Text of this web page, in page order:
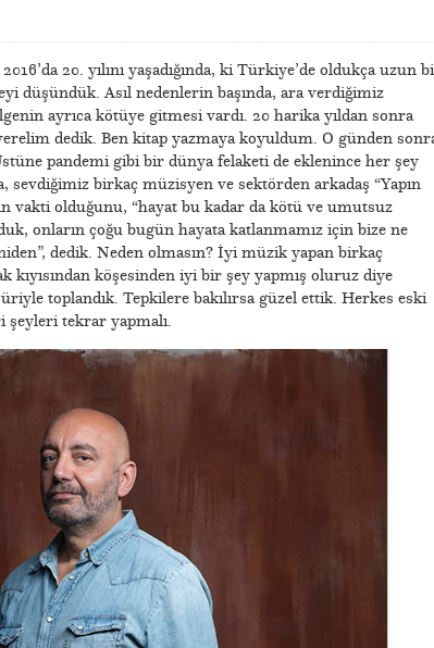
20. yılını yaşadığında, ki Türkiye’de oldukça uzun
düşündük. Asıl nedenlerin başında, ara verdiğimiz
ayrıca kötüye gitmesi vardı. 20 harika yıldan sonra
dedik. Ben kitap yazmaya koyuldum. O günden
pandemi gibi bir dünya felaketi de eklenince her şey
sevdiğimiz birkaç müzisyen ve sektörden arkadaş “Yapın
vakti olduğunu, “hayat bu kadar da kötü ve umutsuz
onların çoğu bugün hayata katlanmamız için bize ne
dedik. Neden olmasın? İyi müzik yapan birkaç
kıyısından köşesinden iyi bir şey yapmış oluruz diye
toplandık. Tepkilere bakılırsa güzel ettik. Herkes eski
tekrar yapmalı.